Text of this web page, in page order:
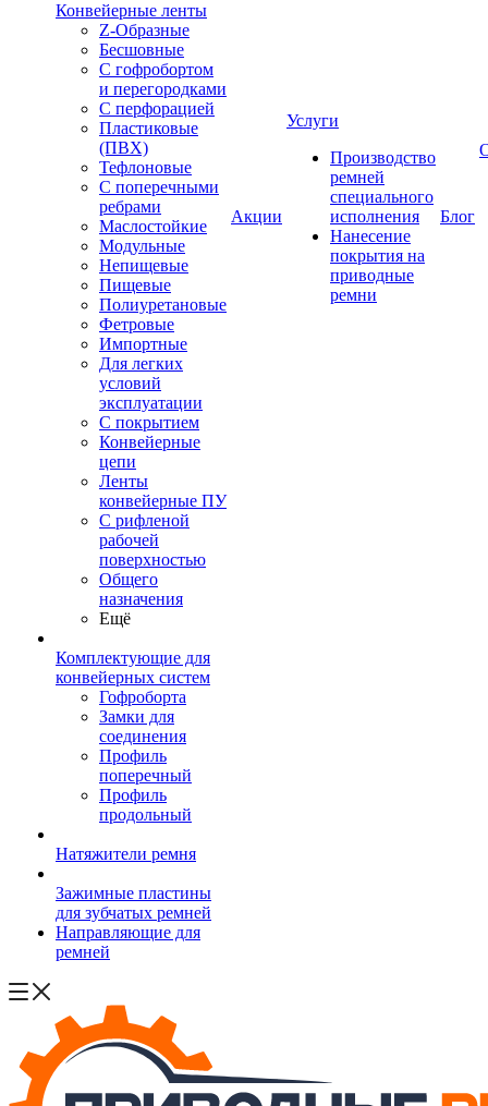
Конвейерные ленты
Z-Образные
Бесшовные
С гофробортом
и перегородками
С перфорацией
Пластиковые
(ПВХ)
Тефлоновые
С поперечными
ребрами
Маслостойкие
Модульные
Непищевые
Пищевые
Полиуретановые
Фетровые
Импортные
Для легких
условий
эксплуатации
С покрытием
Конвейерные
цепи
Ленты
конвейерные ПУ
С рифленой
рабочей
поверхностью
Общего
назначения
Ещё
Комплектующие для
конвейерных систем
Гофроборта
Замки для
соединения
Профиль
поперечный
Профиль
продольный
Натяжители ремня
Зажимные пластины
для зубчатых ремней
Направляющие для
ремней
Акции
Услуги
Производство
ремней
специального
исполнения
Нанесение
покрытия на
приводные
ремни
Блог